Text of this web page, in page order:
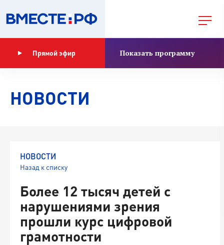
Прямой эфир Показать программу
НОВОСТИ
НОВОСТИ
Назад к списку
Более 12 тысяч детей с
нарушениями зрения
прошли курс цифровой
грамотности